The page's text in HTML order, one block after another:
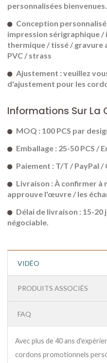
personnalisées bienvenues.
Conception
impression sérigraphique
thermique / tissé / gravure
PVC / strass
Ajustement : veuillez
d'ajustement pour les
Informations Sur La
MOQ : 100 PCS par
Emballage : 25-50 PCS /
Paiement : T/T / PayPal
Livraison : À confirmer à
approuve l'œuvre / les
Délai de livraison : 15-
négociable.
VIDÉO
PRODUITS ASSOCIÉS
FAQ
Avec plus de 40 ans
cordons promotionnels